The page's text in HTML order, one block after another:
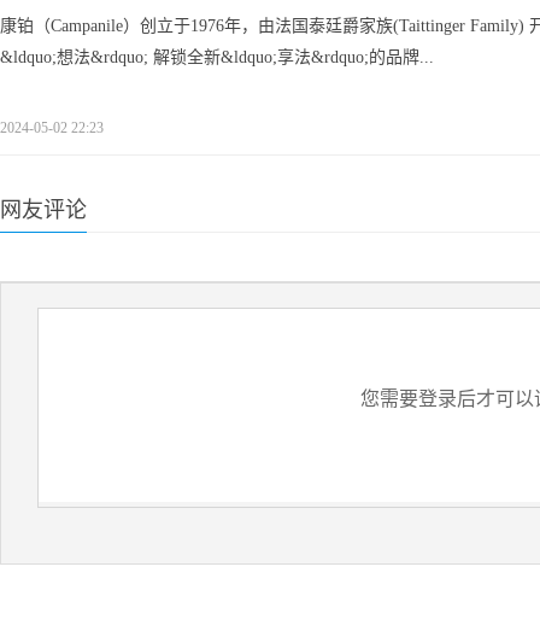
康铂（Campanile）创立于1976年，由法国泰廷爵家族(Taittinger
&ldquo;想法&rdquo; 解锁全新&ldquo;享法&rdquo;的品牌...
2024-05-02 22:23
网友评论
您需要登录后才可以